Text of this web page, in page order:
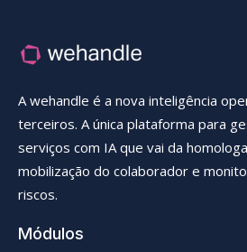
A wehandle é a nova inteligência
terceiros. A única plataforma para
serviços com IA que vai da
mobilização do colaborador e
riscos.
Módulos